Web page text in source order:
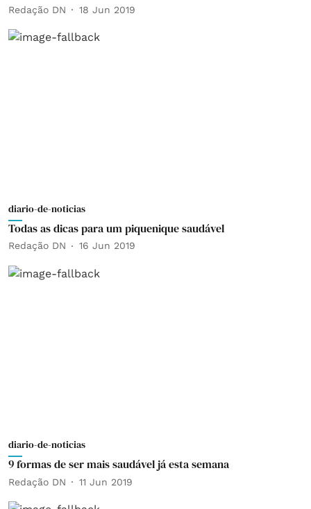
Redação DN 18 Jun 2019
diario-de-noticias
Todas as dicas para um piquenique saudável
Redação DN 16 Jun 2019
diario-de-noticias
9 formas de ser mais saudável já esta semana
Redação DN 11 Jun 2019